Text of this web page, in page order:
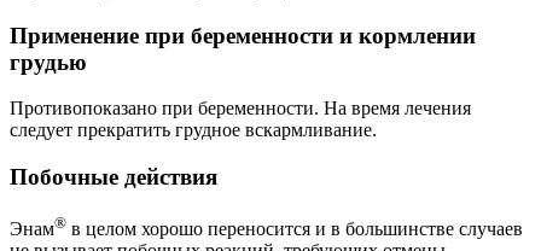
Применение при беременности и кормлении
грудью
Противопоказано при беременности. На время лечения
следует прекратить грудное вскармливание.
Побочные действия
Энам® в целом хорошо переносится и в большинстве случаев